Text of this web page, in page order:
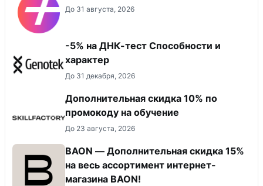
До 31 августа, 2026
-5% на ДНК-тест Способности и
характер
До 31 декабря, 2026
Дополнительная скидка 10% по
промокоду на обучение
До 23 августа, 2026
BAON — Дополнительная скидка 15%
на весь ассортимент интернет-
магазина BAON!